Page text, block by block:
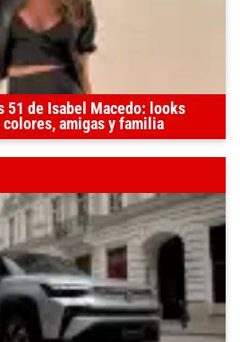
51 de Isabel Macedo: looks
amigas y familia